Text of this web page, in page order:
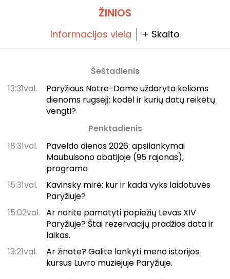
ŽINIOS
Informacijos viela + Skaito
Šeštadienis
13:31val.
Paryžiaus Notre-Dame uždaryta kelioms
dienoms rugsėjį: kodėl ir kurių datų reikėtų
vengti?
Penktadienis
18:31val.
Paveldo dienos 2026: apsilankymai
Maubuisono abatijoje (95 rajonas),
programa
15:31val.
Kavinsky mirė: kur ir kada vyks laidotuvės
Paryžiuje?
15:02val. Ar norite pamatyti popiežių Levas XIV
Paryžiuje? Štai rezervacijų pradžios data ir
laikas.
13:21val.
Ar žinote? Galite lankyti meno istorijos
kursus Luvro muziejuje Paryžiuje.